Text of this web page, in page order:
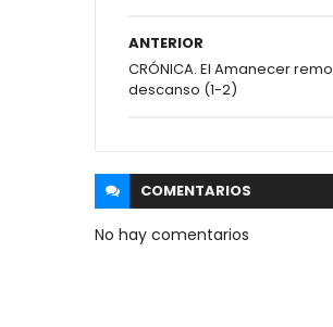
ANTERIOR
CRÓNICA. El Amanecer
descanso (1-2)
COMENTARIOS
No hay comentarios